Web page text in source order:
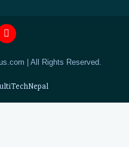
| All Rights Reserved.